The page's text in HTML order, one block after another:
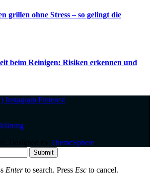
grillen ohne Stress – so gelingt die
beim Reinigen: Risiken erkennen und
Instagram Pinterest
ThemeSphere
Submit
Enterto search. Press Esc to cancel.